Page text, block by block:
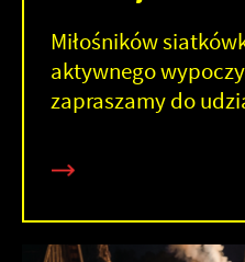
Miłośników
aktywnego
zapraszamy do